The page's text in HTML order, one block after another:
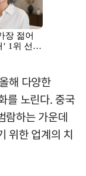
해 다양한
를 노린다. 중국
람하는 가운데
위한 업계의 치